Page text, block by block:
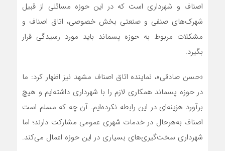
اصناف و شهرداری است که در این حوزه مسائلی از قبیل
شهرک‌های صنفی و صنعتی بخش خصوصی، اتاق اصناف و
مشکلات مربوط به حوزه پسماند باید مورد رسیدگی قرار
بگیرد.
«حسن صادقی»، نماینده اتاق اصناف مشهد نیز اظهار کرد: ما
در حوزه پسماند همکاری لازم را با شهرداری داشته‌ایم و هیچ
برآورد هزینه‌ای در این رابطه نکرده‌ایم. آن چه که مسلم است
اصناف به‌هرحال در خدمات شهری عمومی مشارکت دارند؛ اما
شهرداری سخت‌گیری‌های بسیاری در این حوزه اعمال می‌کند.